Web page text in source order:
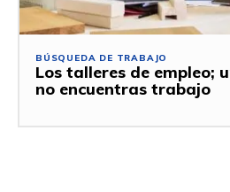
BÚSQUEDA DE TRABAJO
Los talleres de empleo;
no encuentras trabajo